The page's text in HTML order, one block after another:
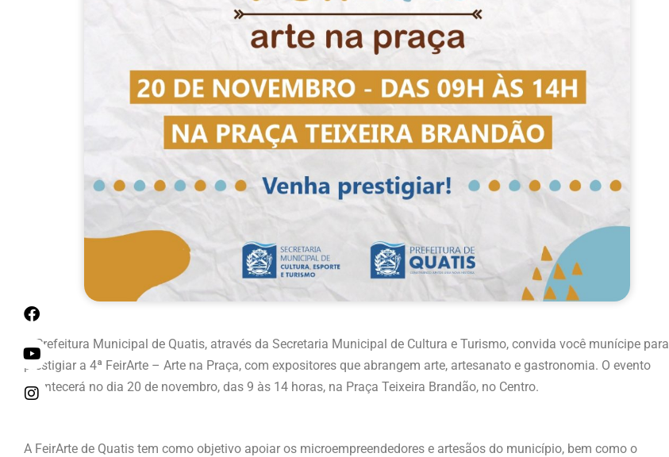
A Prefeitura Municipal de Quatis, através da Secretaria Municipal de Cultura e Turismo, convida você munícipe para
prestigiar a 4ª FeirArte – Arte na Praça, com expositores que abrangem arte, artesanato e gastronomia. O evento
acontecerá no dia 20 de novembro, das 9 às 14 horas, na Praça Teixeira Brandão, no Centro.
A FeirArte de Quatis tem como objetivo apoiar os microempreendedores e artesãos do município, bem como o